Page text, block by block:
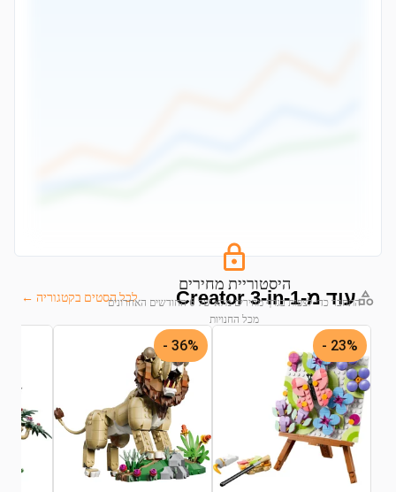
היסטוריית מחירים
התחבר כדי לצפות בגרף מחירים מלא של 6 החודשים האחרונים
מכל החנויות
התחבר לצפייה בגרף
עוד מ-Creator 3-in-1 לכל הסטים בקטגוריה ←
23% -
36% -